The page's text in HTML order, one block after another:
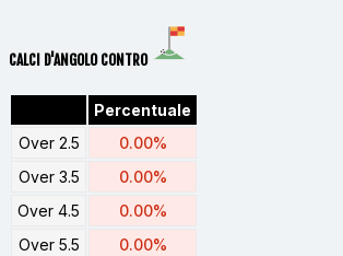
CALCI D'ANGOLO CONTRO
Percentuale
Over 2.5
0.00%
Over 3.5
0.00%
Over 4.5
0.00%
Over 5.5
0.00%